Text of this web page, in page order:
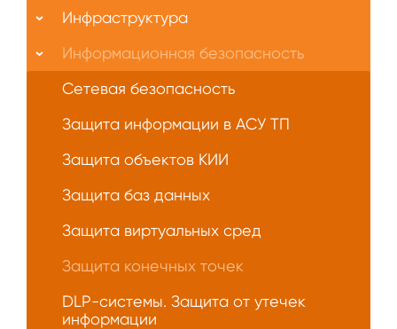
Инфраструктура
Информационная безопасность
Сетевая безопасность
Защита информации в АСУ ТП
Защита объектов КИИ
Защита баз данных
Защита виртуальных сред
Защита конечных точек
DLP-системы. Защита от утечек
информации